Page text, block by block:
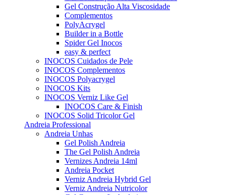
Gel Construção Alta Viscosidade
Complementos
PolyAcrygel
Builder in a Bottle
Spider Gel Inocos
easy & perfect
INOCOS Cuidados de Pele
INOCOS Complementos
INOCOS Polyacrygel
INOCOS Kits
INOCOS Verniz Like Gel
INOCOS Care & Finish
INOCOS Solid Tricolor Gel
Andreia Professional
Andreia Unhas
Gel Polish Andreia
The Gel Polish Andreia
Vernizes Andreia 14ml
Andreia Pocket
Verniz Andreia Hybrid Gel
Verniz Andreia Nutricolor